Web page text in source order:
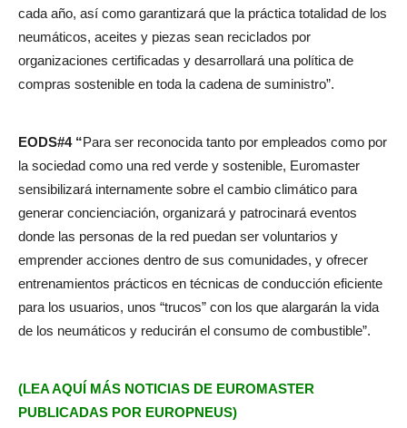
cada año, así como garantizará que la práctica totalidad de los
neumáticos, aceites y piezas sean reciclados por
organizaciones certificadas y desarrollará una política de
compras sostenible en toda la cadena de suministro”.
EODS#4 “Para ser reconocida tanto por empleados como por
la sociedad como una red verde y sostenible, Euromaster
sensibilizará internamente sobre el cambio climático para
generar concienciación, organizará y patrocinará eventos
donde las personas de la red puedan ser voluntarios y
emprender acciones dentro de sus comunidades, y ofrecer
entrenamientos prácticos en técnicas de conducción eficiente
para los usuarios, unos “trucos” con los que alargarán la vida
de los neumáticos y reducirán el consumo de combustible”.
(LEA AQUÍ MÁS NOTICIAS DE EUROMASTER
PUBLICADAS POR EUROPNEUS)